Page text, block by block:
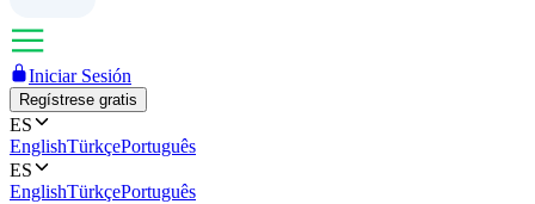
Iniciar Sesión
Regístrese gratis
ES
EnglishTürkçePortuguês
ES
EnglishTürkçePortuguês